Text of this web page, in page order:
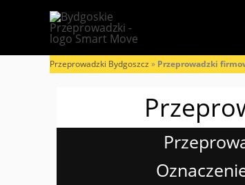
Przeprowadzki Bydgoszcz » Przeprowadzki